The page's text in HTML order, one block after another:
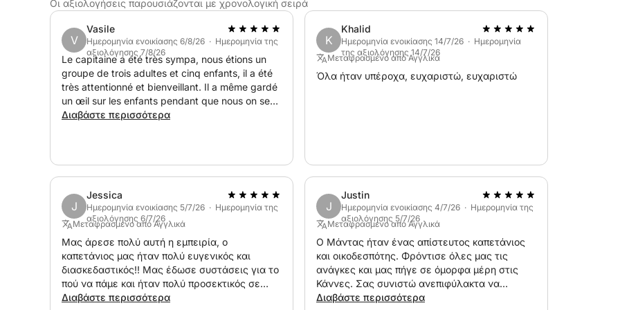
😉 Ψυγείο
😉 Τιμές υποχρεωτικών υπηρεσιών που πρέπει να καταβληθούν την ημέρα της επιβίβασης:
😉 καύσιμα: βασική διαδρομή (περιλαμβάνεται)
Εάν θέλετε να αλλάξετε κατεύθυνση:
Ή
+ 100€ για την ανακάλυψη των Αντίμπ
+ 200€ για την ανακάλυψη του Rade de Villefranche-sur-Mer (ΝΙΚΑΙΑ)
+ 300€ για την ανακάλυψη της παραλίας του Μόντε Κάρλο δίπλα στο ΜΟΝΑΚΟ
+ 1 επιπλέον ώρα 200€
Οι αξιολογήσεις παρουσιάζονται με χρονολογική σειρά
V
Vasile
Ημερομηνία ενοικίασης 6/8/26 · Ημερομηνία της
αξιολόγησης 7/8/26
Le capitaine a été très sympa, nous étions un
groupe de trois adultes et cinq enfants, il a été
très attentionné et bienveillant. Il a même gardé
un œil sur les enfants pendant que nous on se
reposait , je vous le recommande à 100 %.
Διαβάστε περισσότερα
K
Khalid
Ημερομηνία ενοικίασης 14/7/26 · Ημερομηνία
της αξιολόγησης 14/7/26
Μεταφρασμένο από Αγγλικά
Όλα ήταν υπέροχα, ευχαριστώ, ευχαριστώ
J
Jessica
Ημερομηνία ενοικίασης 5/7/26 · Ημερομηνία της
αξιολόγησης 6/7/26
Μεταφρασμένο από Αγγλικά
Μας άρεσε πολύ αυτή η εμπειρία, ο
καπετάνιος μας ήταν πολύ ευγενικός και
διασκεδαστικός!! Μας έδωσε συστάσεις για το
πού να πάμε και ήταν πολύ προσεκτικός σε
όλα.
Διαβάστε περισσότερα
J
Justin
Ημερομηνία ενοικίασης 4/7/26 · Ημερομηνία της
αξιολόγησης 5/7/26
Μεταφρασμένο από Αγγλικά
Ο Μάντας ήταν ένας απίστευτος καπετάνιος
και οικοδεσπότης. Φρόντισε όλες μας τις
ανάγκες και μας πήγε σε όμορφα μέρη στις
Κάννες. Σας συνιστώ ανεπιφύλακτα να
κλείσετε ένα ταξίδι μαζί του.
Διαβάστε περισσότερα